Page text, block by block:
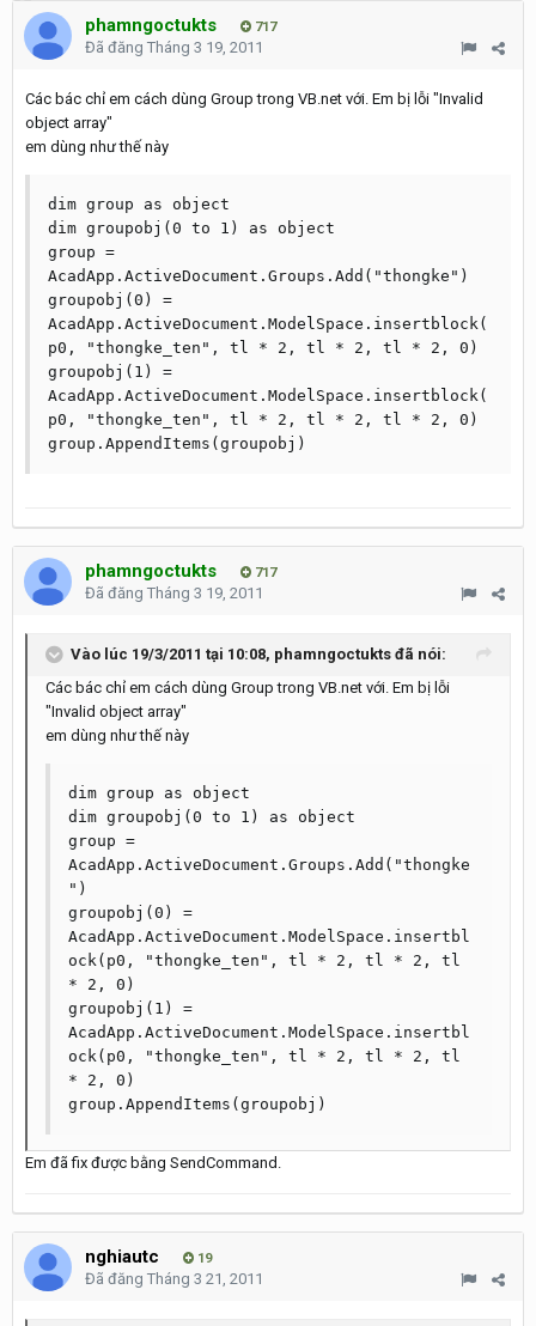
phamngoctukts 717
Đã đăng Tháng 3 19, 2011
Các bác chỉ em cách dùng Group trong VB.net với. Em bị lỗi "Invalid
object array"
em dùng như thế này
dim group as object
dim groupobj(0 to 1) as object
group =
AcadApp.ActiveDocument.Groups.Add("thongke")
groupobj(0) =
AcadApp.ActiveDocument.ModelSpace.insertblock(
p0, "thongke_ten", tl * 2, tl * 2, tl * 2, 0)
groupobj(1) =
AcadApp.ActiveDocument.ModelSpace.insertblock(
p0, "thongke_ten", tl * 2, tl * 2, tl * 2, 0)
phamngoctukts 717
Đã đăng Tháng 3 19, 2011
Vào lúc 19/3/2011 tại 10:08, phamngoctukts đã nói:
Các bác chỉ em cách dùng Group trong VB.net với. Em bị lỗi
"Invalid object array"
em dùng như thế này
dim group as object
dim groupobj(0 to 1) as object
group =
AcadApp.ActiveDocument.Groups.Add("thongke
")
groupobj(0) =
AcadApp.ActiveDocument.ModelSpace.insertbl
ock(p0, "thongke_ten", tl * 2, tl * 2, tl
* 2, 0)
groupobj(1) =
AcadApp.ActiveDocument.ModelSpace.insertbl
ock(p0, "thongke_ten", tl * 2, tl * 2, tl
* 2, 0)
Em đã fix được bằng SendCommand.
nghiautc 19
Đã đăng Tháng 3 21, 2011